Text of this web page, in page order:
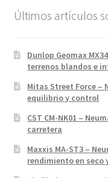
Últimos artículos
Dunlop Geomax
terrenos blandos e
Mitas Street Force –
equilibrio y control
CST CM-NK01 –
carretera
Maxxis MA-ST3 –
rendimiento en seco